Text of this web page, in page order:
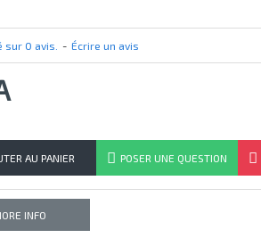
sur 0 avis. - Écrire un avis
AU PANIER POSER UNE QUESTION
INFO